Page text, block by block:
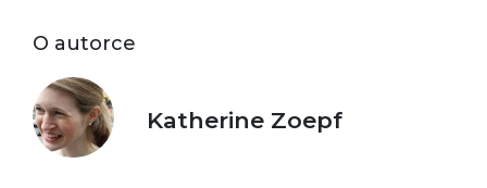
O autorce
Katherine Zoepf